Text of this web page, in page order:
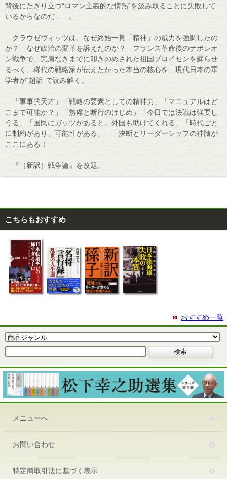
背後にたぎり立つ“ロマン主義的な情熱”を汲み取ることに失敗して
いるからなのだ――。
クラウゼヴィッツは、なぜ終始一貫「精神」の威力を強調したの
か？ なぜ政治の変革を訴えたのか？ フランス革命後のナポレオ
ン戦争で、完膚なきまでに叩きのめされた祖国プロイセンを蘇らせ
るべく、稀代の戦略家が伝えたかった本当の核心を、現代日本の軍
学者が“超訳”で読み解く。
「軍事的天才」「戦略の要素としての精神力」「マニュアルはど
こまで可能か？」「熟慮と断行のけじめ」「今日では決戦は強要し
うる」「国民にガッツがあると、外国も助けてくれる」「時代ごと
に制約があり、可能性がある」――決断とリーダーシップの神髄が
ここにある！
『［新訳］戦争論』を改題。
こちらもおすすめ
おすすめ一覧
メニューへ
お問い合わせ
特定商取引法に基づく表示